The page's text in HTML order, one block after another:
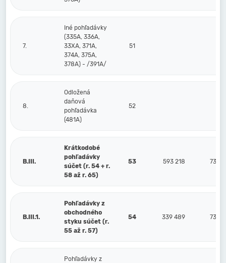
7.
Iné pohľadávky
(335A, 336A,
33XA, 371A,
374A, 375A,
378A) - /391A/
51
8.
Odložená
daňová
pohľadávka
(481A)
52
B.III.
Krátkodobé
pohľadávky
súčet (r. 54 + r.
58 až r. 65)
53 593 218 73
B.III.1.
Pohľadávky z
obchodného
styku súčet (r.
55 až r. 57)
54 339 489 73
Pohľadávky z